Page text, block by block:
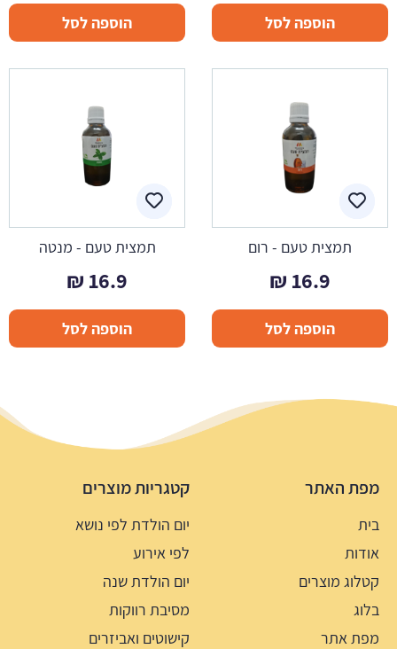
הוספה לסל הוספה לסל
תמצית טעם - רום
16.9
₪
הוספה לסל
תמצית טעם - מנטה
16.9
₪
הוספה לסל
מפת האתר
בית
אודות
קטלוג מוצרים
בלוג
מפת אתר
קטגריות מוצרים
יום הולדת לפי נושא
לפי אירוע
יום הולדת שנה
מסיבת רווקות
קישוטים ואביזרים